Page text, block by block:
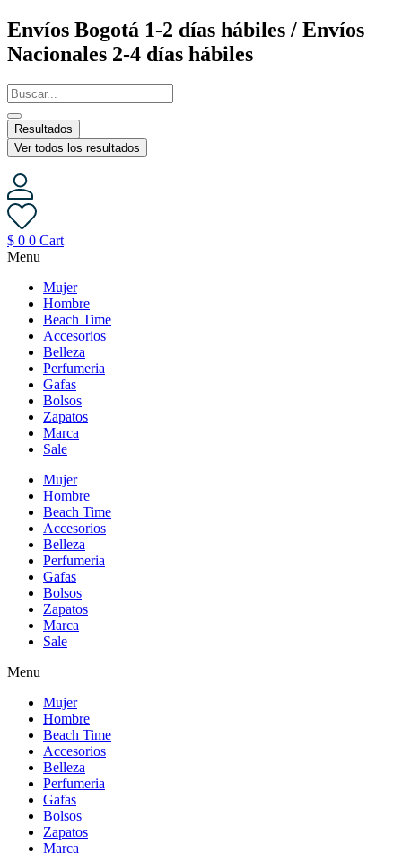
Saltar
al
contenido
Envíos Bogotá 1-2 días hábiles / Envíos
Nacionales 2-4 días hábiles
Resultados
Ver todos los resultados
$ 0 0 Cart
Menu
Mujer
Hombre
Beach Time
Accesorios
Belleza
Perfumeria
Gafas
Bolsos
Zapatos
Marca
Sale
Mujer
Hombre
Beach Time
Accesorios
Belleza
Perfumeria
Gafas
Bolsos
Zapatos
Marca
Sale
Menu
Mujer
Hombre
Beach Time
Accesorios
Belleza
Perfumeria
Gafas
Bolsos
Zapatos
Marca